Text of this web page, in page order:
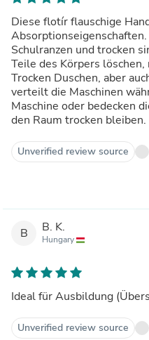
Diese flotír flauschige
Schulranzen und trocken
Teile des Körpers
Trocken Duschen, aber
verteilt die Maschinen
Maschine oder bedecken
den Raum trocken
Unverified review source
B B. K.
Hungary
Ideal für Ausbildung
Unverified review source